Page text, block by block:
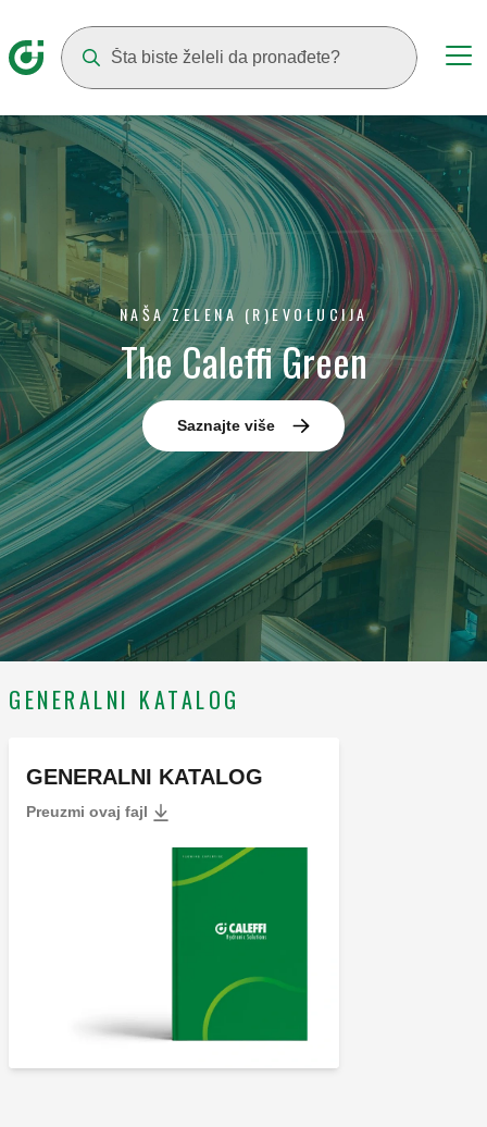
NAŠA ZELENA (R)EVOLUCIJA
The Caleffi Green
Saznajte više
GENERALNI KATALOG
GENERALNI KATALOG
Preuzmi ovaj fajl